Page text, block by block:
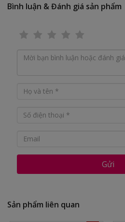
Bình luận & Đánh giá sản phẩm
Gửi
Sản phẩm liên quan